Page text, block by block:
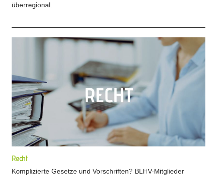
überregional.
Recht
Komplizierte Gesetze und Vorschriften? BLHV-Mitglieder